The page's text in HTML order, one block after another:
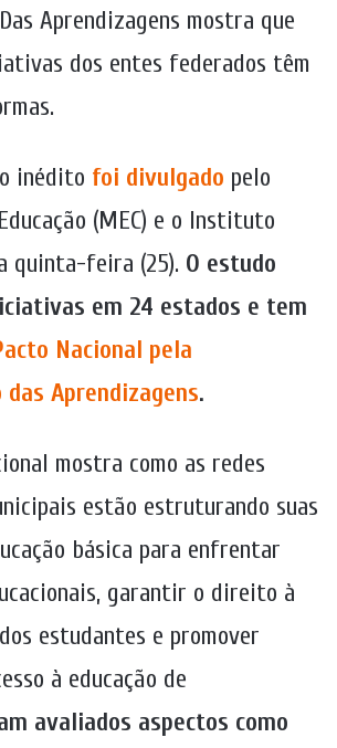
Aprendizagens mostra que
dos entes federados têm
inédito foi divulgado pelo
(MEC) e o Instituto
quinta-feira (25). O estudo
em 24 estados e tem
Nacional pela
das Aprendizagens.
mostra como as redes
estão estruturando suas
básica para enfrentar
garantir o direito à
estudantes e promover
à educação de
avaliados aspectos como